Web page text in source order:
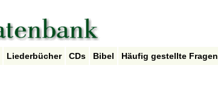
Liederbücher CDs Bibel Häufig gestellte Fragen